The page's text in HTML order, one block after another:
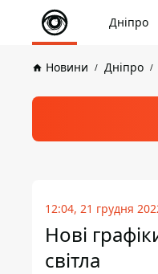
Дніпро
Новини Дніпро
12:04, 21 грудня
Нові
світла